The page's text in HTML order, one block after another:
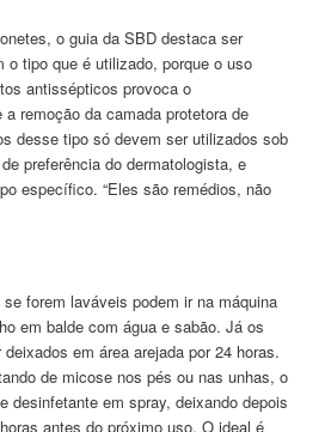
o guia da SBD destaca ser
o tipo que é utilizado, porque o uso
antissépticos provoca o
remoção da camada protetora de
desse tipo só devem ser utilizados sob
preferência do dermatologista, e
específico. “Eles são remédios, não
forem laváveis podem ir na máquina
em balde com água e sabão. Já os
em área arejada por 24 horas.
de micose nos pés ou nas unhas, o
desinfetante em spray, deixando depois
antes do próximo uso. O ideal é